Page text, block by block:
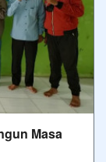
Masa